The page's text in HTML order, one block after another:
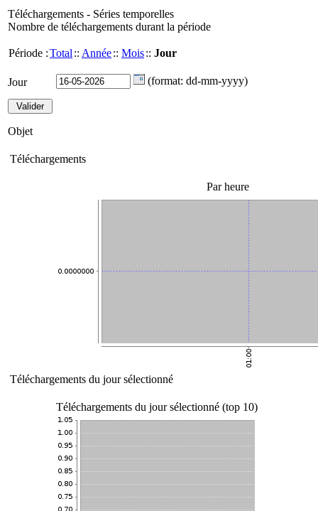
Téléchargements - Séries temporelles
Nombre de téléchargements durant la période
Période :Total :: Année:: Mois:: Jour
Jour (format: dd-mm-yyyy)
Objet
Téléchargements
Par heure
Téléchargements du jour sélectionné
Téléchargements du jour sélectionné (top 10)